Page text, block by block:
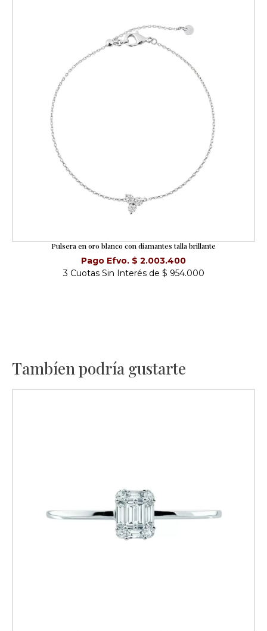
Pulsera en oro blanco con diamantes talla brillante
Pago Efvo. $ 2.003.400
3 Cuotas Sin Interés de $ 954.000
Tambíen podría gustarte